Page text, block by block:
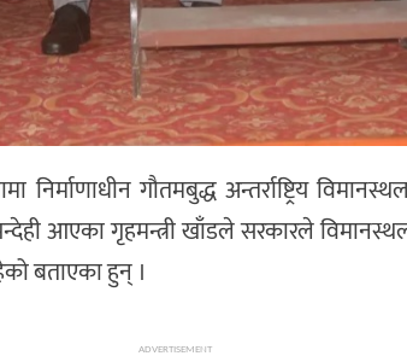
गौतमबुद्ध अन्तर्राष्ट्रिय
आएका गृहमन्त्री खाँडले सरकारले
बताएका हुन् ।
ADVERTISEMENT